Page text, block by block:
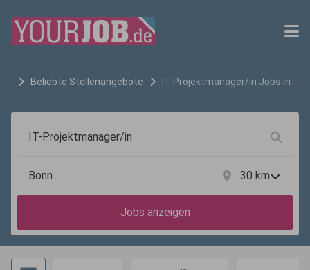
Beliebte Stellenangebote IT-Projektmanager/in Jobs in
30 km
Jobs anzeigen